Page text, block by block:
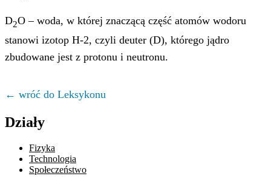
D2O – woda, w której znaczącą część atomów wodoru
stanowi izotop H-2, czyli deuter (D), którego jądro
zbudowane jest z protonu i neutronu.
← wróć do Leksykonu
Działy
Fizyka
Technologia
Społeczeństwo